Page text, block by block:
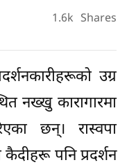
1.6k Shares
उग्र
नख्खु कारागारमा
छन्। रास्वपा
पनि प्रदर्शन